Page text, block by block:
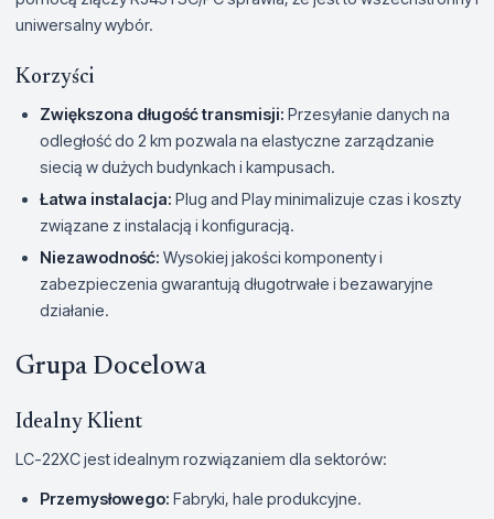
uniwersalny wybór.
Korzyści
Zwiększona długość transmisji: Przesyłanie danych na
odległość do 2 km pozwala na elastyczne zarządzanie
siecią w dużych budynkach i kampusach.
Łatwa instalacja: Plug and Play minimalizuje czas i koszty
związane z instalacją i konfiguracją.
Niezawodność: Wysokiej jakości komponenty i
zabezpieczenia gwarantują długotrwałe i bezawaryjne
działanie.
Grupa Docelowa
Idealny Klient
LC-22XC jest idealnym rozwiązaniem dla sektorów:
Przemysłowego: Fabryki, hale produkcyjne.